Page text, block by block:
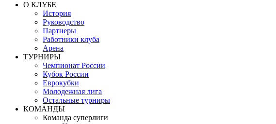
О КЛУБЕ
История
Руководство
Партнеры
Работники клуба
Арена
ТУРНИРЫ
Чемпионат России
Кубок России
Еврокубки
Молодежная лига
Остальные турниры
КОМАНДЫ
Команда суперлиги